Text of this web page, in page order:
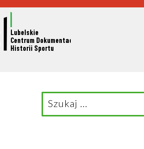
Lubelskie
Centrum Dokumentacji
Historii Sportu
Search
for: